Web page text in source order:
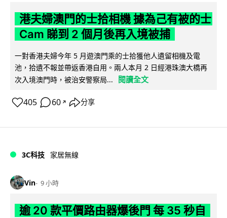
港夫婦澳門的士拾相機 據為己有被的士
Cam 睇到 2 個月後再入境被捕
一對香港夫婦今年 5 月遊澳門乘的士拾獲他人遺留相機及電
池，拾遺不報並帶返香港自用。兩人本月 2 日經港珠澳大橋再
次入境澳門時，被治安警察局...
閱讀全文
405 60 ↗ 分享
3C科技 家居無線
Vin 9 小時
逾 20 款平價路由器爆後門 每 35 秒自